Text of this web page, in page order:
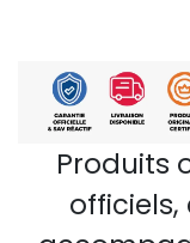
Produits
officiels,